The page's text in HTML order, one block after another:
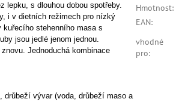
lepku, s dlouhou dobou spotřeby.
i v dietních režimech pro nízký
kuřecího stehenního masa s
jsou jedlé jenom jednou.
Jednoduchá kombinace
drůbeží vývar (voda, drůbeží maso a
Hmotnost:
EAN:
vhodné
pro: